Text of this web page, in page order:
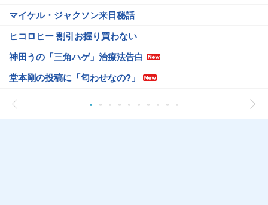
マイケル・ジャクソン来日秘話
ヒコロヒー 割引お握り買わない
神田うの「三角ハゲ」治療法告白
堂本剛の投稿に「匂わせなの?」